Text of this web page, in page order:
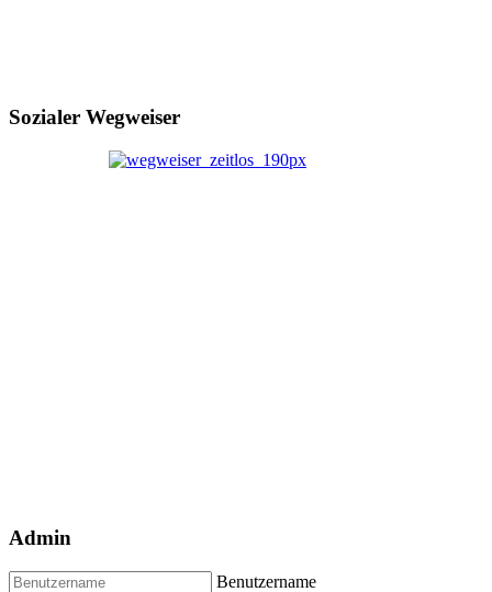
Sozialer Wegweiser
Admin
Benutzername